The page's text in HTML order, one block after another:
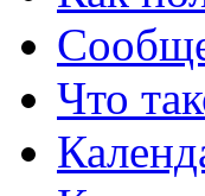
Что